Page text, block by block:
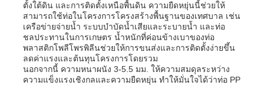
ตั้งใต้ดิน และการติดตั้งเหนือพื้นดิน ความยืดหยุ่นนี้ช่วยให้
สามารถใช้ท่อในโครงการโครงสร้างพื้นฐานของเทศบาล เช่น
เครือข่ายจ่ายน้ำ ระบบบำบัดน้ำเสียและระบายน้ำ และท่อ
ชลประทานในการเกษตร น้ำหนักที่ค่อนข้างเบาของท่อ
พลาสติกโพลีโพรพิลีนช่วยให้การขนส่งและการติดตั้งง่ายขึ้น
ลดค่าแรงและต้นทุนโครงการโดยรวม
นอกจากนี้ ความหนาผนัง 3-5.5 มม. ให้ความสมดุลระหว่าง
ความแข็งแรงเชิงกลและความยืดหยุ่น ทำให้มั่นใจได้ว่าท่อ PP